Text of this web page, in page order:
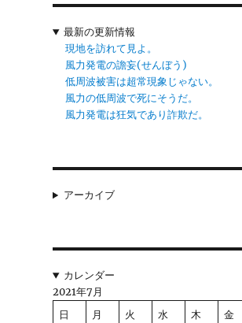
最新の更新情報
現地を訪れて見よ。
風力発電の譫妄(せんぼう)
低周波被害は超常現象じゃない。
風力の低周波で死にそうだ。
風力発電は狂気であり詐欺だ。
アーカイブ
カレンダー
2021年7月
日
月 火 水 木 金